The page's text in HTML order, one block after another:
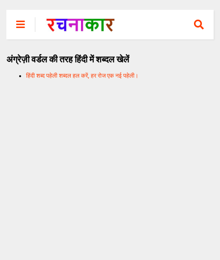
अंग्रेज़ी वर्डल की तरह हिंदी में शब्दल खेलें
हिंदी शब्द पहेली शब्दल हल करें, हर रोज एक नई पहेली।